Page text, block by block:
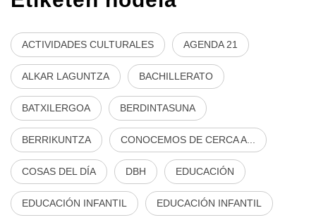
ACTIVIDADES CULTURALES AGENDA 21
ALKAR LAGUNTZA BACHILLERATO
BATXILERGOA BERDINTASUNA
BERRIKUNTZA CONOCEMOS DE CERCA A...
COSAS DEL DÍA DBH EDUCACIÓN
EDUCACIÓN INFANTIL EDUCACIÓN INFANTIL